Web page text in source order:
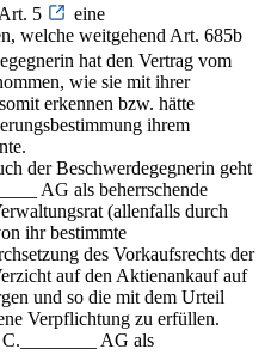
5
eine
welche weitgehend Art. 685b
hat den Vertrag vom
wie sie mit ihrer
erkennen bzw. hätte
ihrem
der Beschwerdegegnerin geht
AG als beherrschende
(allenfalls durch
ihr bestimmte
des Vorkaufsrechts der
auf den Aktienankauf auf
und so die mit dem Urteil
Verpflichtung zu erfüllen.
AG als